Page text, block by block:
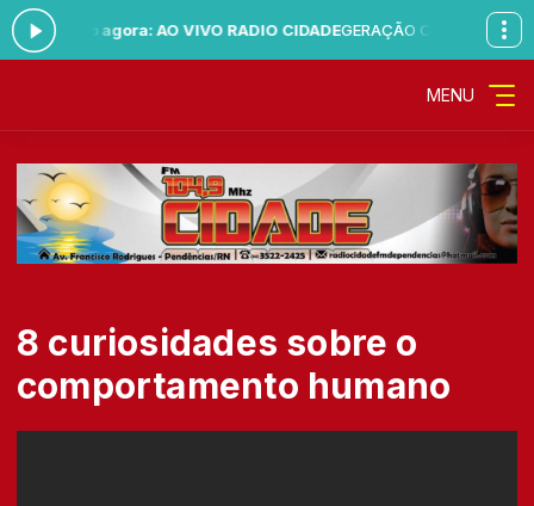
- Tocando agora: AO VIVO RADIO CIDADEGERAÇÃO CIDADE das
MENU
8 curiosidades sobre o
comportamento humano